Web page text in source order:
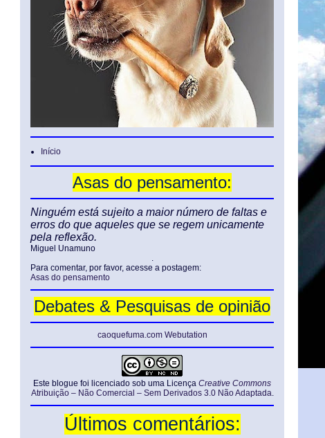
Início
Asas do pensamento:
Ninguém está sujeito a maior número de faltas e
erros do que aqueles que se regem unicamente
pela reflexão.
Miguel Unamuno
.
Para comentar, por favor, acesse a postagem:
Asas do pensamento
Debates & Pesquisas de opinião
caoquefuma.com Webutation
Este blogue foi licenciado sob uma Licença Creative Commons
Atribuição – Não Comercial – Sem Derivados 3.0 Não Adaptada.
Últimos comentários: